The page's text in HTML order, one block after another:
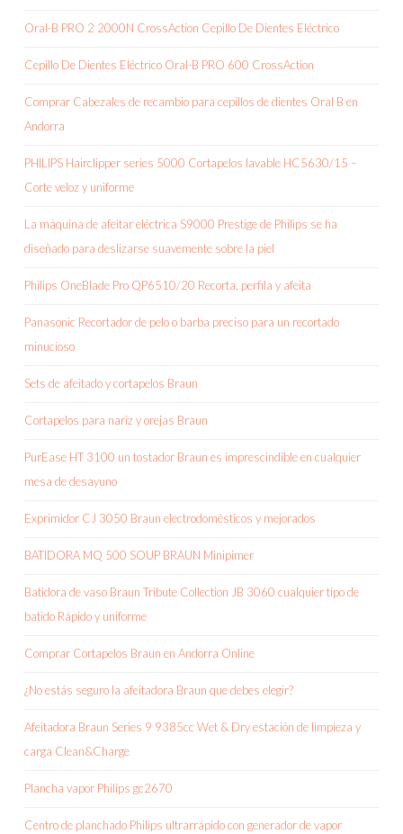
Oral-B PRO 2 2000N CrossAction Cepillo De Dientes Eléctrico
Cepillo De Dientes Eléctrico Oral-B PRO 600 CrossAction
Comprar Cabezales de recambio para cepillos de dientes Oral B en
Andorra
PHILIPS Hairclipper series 5000 Cortapelos lavable HC5630/15 –
Corte veloz y uniforme
La máquina de afeitar eléctrica S9000 Prestige de Philips se ha
diseñado para deslizarse suavemente sobre la piel
Philips OneBlade Pro QP6510/20 Recorta, perfila y afeita
Panasonic Recortador de pelo o barba preciso para un recortado
minucioso
Sets de afeitado y cortapelos Braun
Cortapelos para nariz y orejas Braun
PurEase HT 3100 un tostador Braun es imprescindible en cualquier
mesa de desayuno
Exprimidor CJ 3050 Braun electrodomésticos y mejorados
BATIDORA MQ 500 SOUP BRAUN Minipimer
Batidora de vaso Braun Tribute Collection JB 3060 cualquier tipo de
batido Rápido y uniforme
Comprar Cortapelos Braun en Andorra Online
¿No estás seguro la afeitadora Braun que debes elegir?
Afeitadora Braun Series 9 9385cc Wet & Dry estación de limpieza y
carga Clean&Charge
Plancha vapor Philips gc2670
Centro de planchado Philips ultrarrápido con generador de vapor